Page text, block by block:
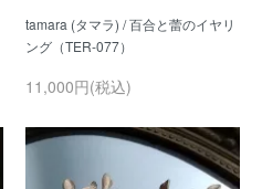
tamara (タマラ) / 百合と蕾のイヤリ
11,000円(税込)